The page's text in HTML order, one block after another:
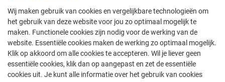
24/7 bereikbaar:
088 - 429 00 00
© Friso Bouwgroep 2026
Wij maken gebruik van cookies en vergelijkbare technologieën om
het gebruik van deze website voor jou zo optimaal mogelijk te
maken. Functionele cookies zijn nodig voor de werking van de
website. Essentiële cookies maken de werking zo optimaal mogelijk.
Klik op akkoord om alle cookies te accepteren. Wil je liever geen
essentiële cookies, klik dan op aangepast en zet de essentiële
cookies uit. Je kunt alle informatie over het gebruik van cookies